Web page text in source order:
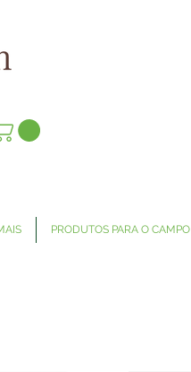
PRODUTOS PARA O CAMPO